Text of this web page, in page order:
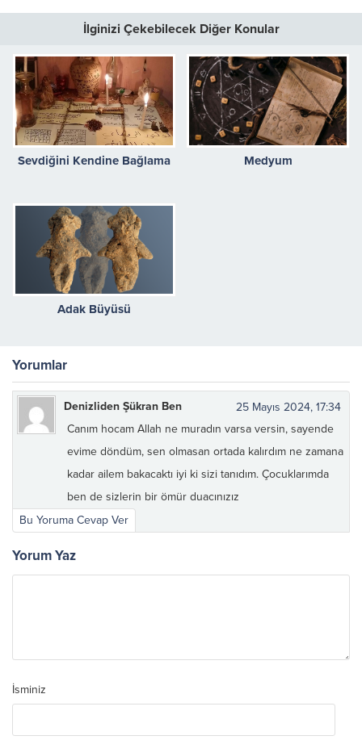
İlginizi Çekebilecek Diğer Konular
Sevdiğini Kendine Bağlama Medyum
Adak Büyüsü
Yorumlar
Denizliden Şükran Ben
25 Mayıs 2024, 17:34
Canım hocam Allah ne muradın varsa versin, sayende
evime döndüm, sen olmasan ortada kalırdım ne zamana
kadar ailem bakacaktı iyi ki sizi tanıdım. Çocuklarımda
ben de sizlerin bir ömür duacınızız
Bu Yoruma Cevap Ver
Yorum Yaz
İsminiz